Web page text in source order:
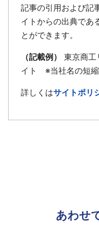
記事の引用および記
イトからの出典であ
とができます。
（記載例）
東京商
イト ※当社名の短縮
詳しくはサイトポリ
あわせ